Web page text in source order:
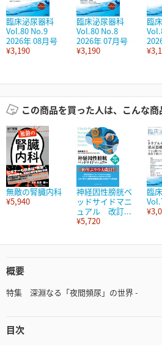
臨床泌尿器科
Vol.80 No.9
2026年 08月号
¥3,190
臨床泌尿器科
Vol.80 No.8
2026年 07月号
¥3,190
臨
この商品を買った人は、こんな商
無敵の腎臓内科
¥5,940
神経因性膀胱ベ
ッドサイドマニ
ュアル 改訂...
¥5,720
臨
概要
特集 深淵なる「夜間頻尿」の世界 -
目次